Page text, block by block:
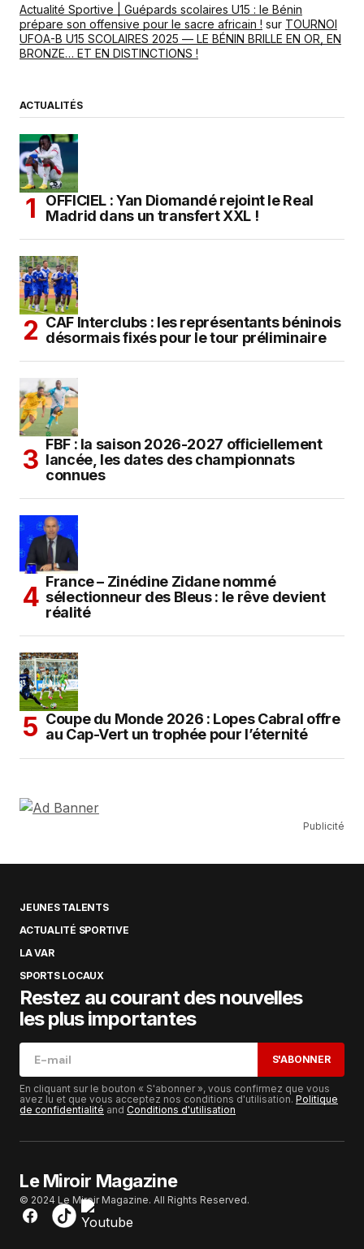
Actualité Sportive | Guépards scolaires U15 : le Bénin
prépare son offensive pour le sacre africain ! sur TOURNOI
UFOA-B U15 SCOLAIRES 2025 — LE BÉNIN BRILLE EN OR, EN
BRONZE… ET EN DISTINCTIONS !
ACTUALITÉS
OFFICIEL : Yan Diomandé rejoint le Real
Madrid dans un transfert XXL !
CAF Interclubs : les représentants béninois
désormais fixés pour le tour préliminaire
FBF : la saison 2026-2027 officiellement
lancée, les dates des championnats
connues
France – Zinédine Zidane nommé
sélectionneur des Bleus : le rêve devient
réalité
Coupe du Monde 2026 : Lopes Cabral offre
au Cap-Vert un trophée pour l’éternité
Publicité
JEUNES TALENTS
ACTUALITÉ SPORTIVE
LA VAR
SPORTS LOCAUX
Restez au courant des nouvelles
les plus importantes
S'ABONNER
En cliquant sur le bouton « S'abonner », vous confirmez que vous
avez lu et que vous acceptez nos conditions d'utilisation. Politique
de confidentialité and Conditions d'utilisation
Le Miroir Magazine
© 2024 Le Miroir Magazine. All Rights Reserved.